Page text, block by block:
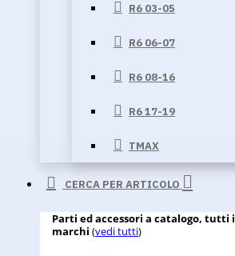
R6 03-05
R6 06-07
R6 08-16
R6 17-19
TMAX
CERCA PER ARTICOLO
Parti ed accessori a catalogo, tutti i
marchi (vedi tutti)